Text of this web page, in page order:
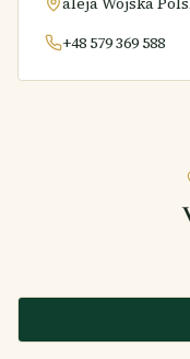
+48 579 369 588